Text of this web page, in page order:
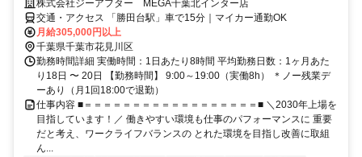
株式会社ジーアフター MEGA千葉北インター店
交通・アクセス 「勝田台駅」車で15分｜マイカー通勤OK
月給305,000円以上
千葉県千葉市花見川区
勤務時間詳細 実働時間：1日あたり8時間 平均勤務日数：1ヶ月あた
り18日 〜 20日 【勤務時間】 9:00～19:00（実働8h） ＊ノー残業デ
ーあり（月1回18:00で退勤）
仕事内容 ■＝＝＝＝＝＝＝＝＝＝＝＝＝＝＝＝＝＝■ ＼2030年上場を
目指しています！／ 働きやすい環境も仕事のパフォーマンスに 重要
だと考え、ワークライフバランスの とれた環境を目指し改善に取組
ん...